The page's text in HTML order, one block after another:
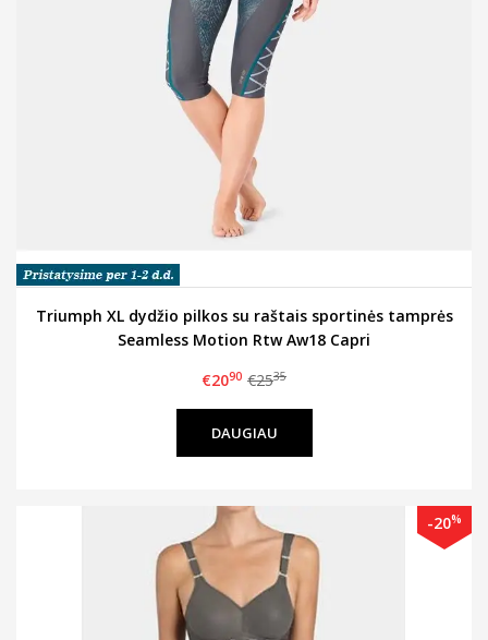
Triumph XL dydžio pilkos su raštais sportinės tamprės
Seamless Motion Rtw Aw18 Capri
€2090 €2535
DAUGIAU
-20%